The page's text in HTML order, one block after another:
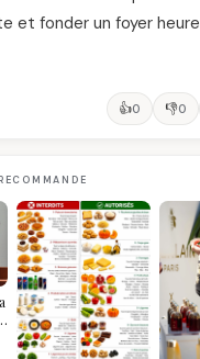
et fonder un foyer
👍0 👎0